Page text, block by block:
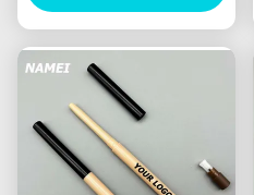
kundenspezifischer Gel-